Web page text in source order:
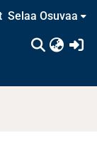
Selaa Osuvaa